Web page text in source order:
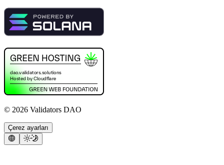
© 2026 Validators DAO
Çerez ayarları